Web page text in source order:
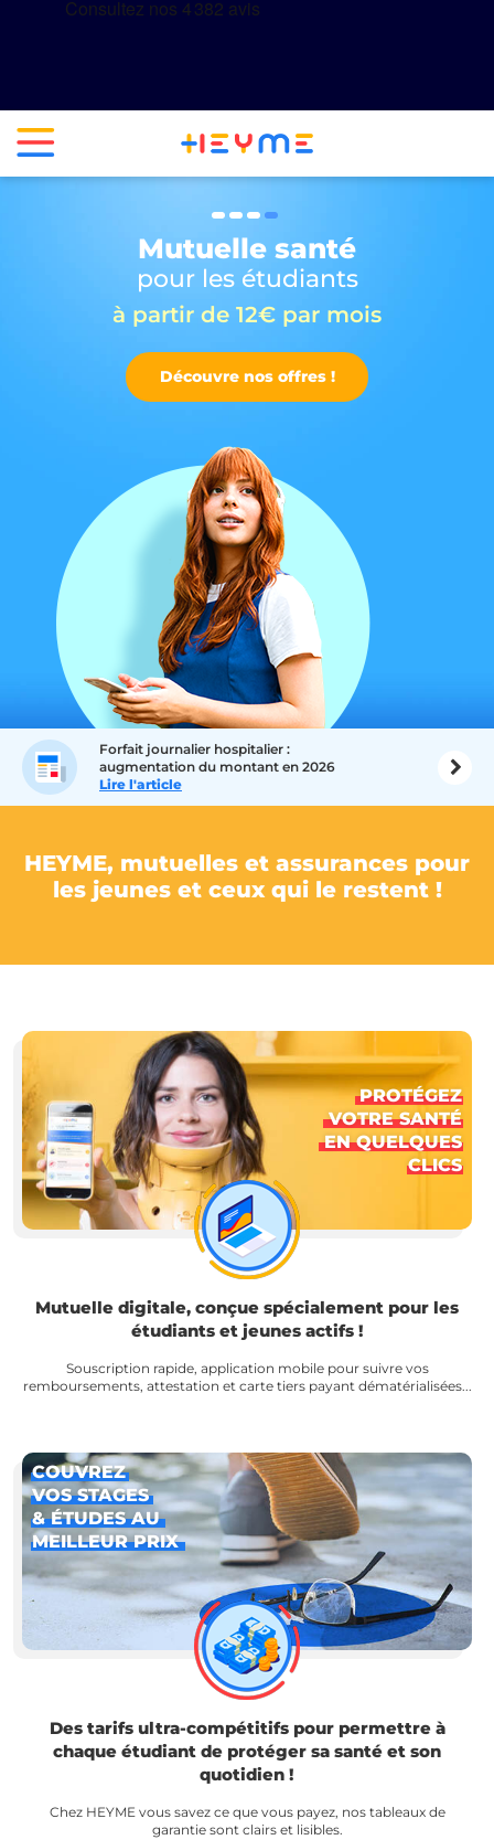
Mutuelle santé
pour les étudiants
à partir de 12€ par mois
Découvre nos offres !
Forfait journalier hospitalier :
augmentation du montant en 2026
Lire l'article
HEYME, mutuelles et assurances pour
les jeunes et ceux qui le restent !
PROTÉGEZ
VOTRE SANTÉ
EN QUELQUES
CLICS
Mutuelle digitale, conçue spécialement pour les
étudiants et jeunes actifs !
Souscription rapide, application mobile pour suivre vos
remboursements, attestation et carte tiers payant dématérialisées...
COUVREZ
VOS STAGES
& ÉTUDES AU
MEILLEUR PRIX
Des tarifs ultra-compétitifs pour permettre à
chaque étudiant de protéger sa santé et son
quotidien !
Chez HEYME vous savez ce que vous payez, nos tableaux de
garantie sont clairs et lisibles.